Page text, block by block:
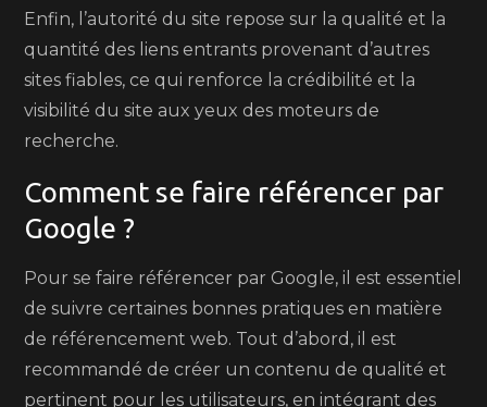
Enfin, l’autorité du site repose sur la qualité et la
quantité des liens entrants provenant d’autres
sites fiables, ce qui renforce la crédibilité et la
visibilité du site aux yeux des moteurs de
recherche.
Comment se faire référencer par
Google ?
Pour se faire référencer par Google, il est essentiel
de suivre certaines bonnes pratiques en matière
de référencement web. Tout d’abord, il est
recommandé de créer un contenu de qualité et
pertinent pour les utilisateurs, en intégrant des